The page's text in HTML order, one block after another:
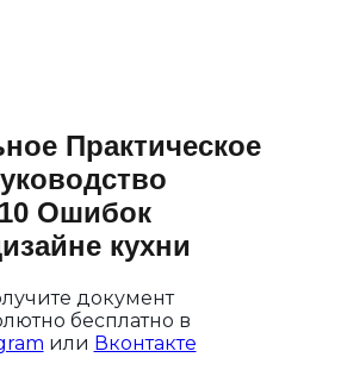
Практическое
10 Ошибок
кухни
документ
бесплатно в
или Вконтакте